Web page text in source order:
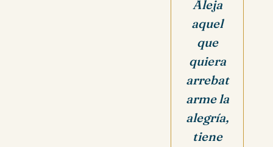
Aleja
aquel
que
quiera
arrebat
arme la
alegría,
tiene